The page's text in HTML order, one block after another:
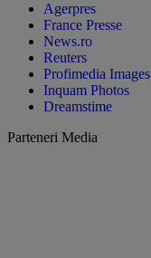
Agerpres
France Presse
News.ro
Reuters
Profimedia Images
Inquam Photos
Dreamstime
Parteneri Media